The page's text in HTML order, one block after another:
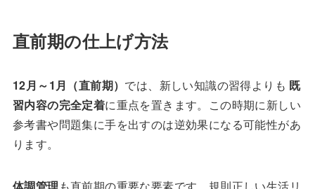
直前期の仕上げ方法
12月～1月（直前期） では、新しい知識の習得よりも 既
習内容の完全定着に重点を置きます。この時期に新しい
参考書や問題集に手を出すのは逆効果になる可能性があ
ります。